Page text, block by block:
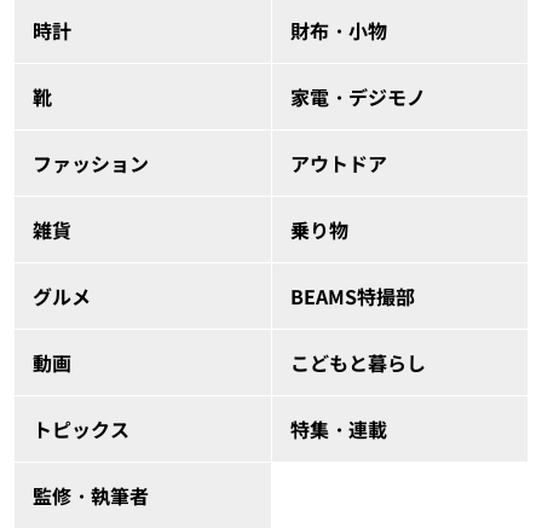
時計 財布・小物
靴 家電・デジモノ
ファッション アウトドア
雑貨 乗り物
グルメ BEAMS特撮部
動画 こどもと暮らし
トピックス 特集・連載
監修・執筆者